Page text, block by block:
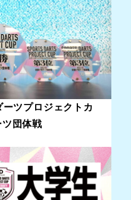
ーツプロジェクトカ
団体戦